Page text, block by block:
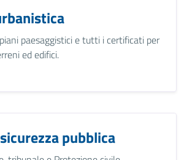
paesaggistici e tutti i certificati per
ed edifici.
pubblica